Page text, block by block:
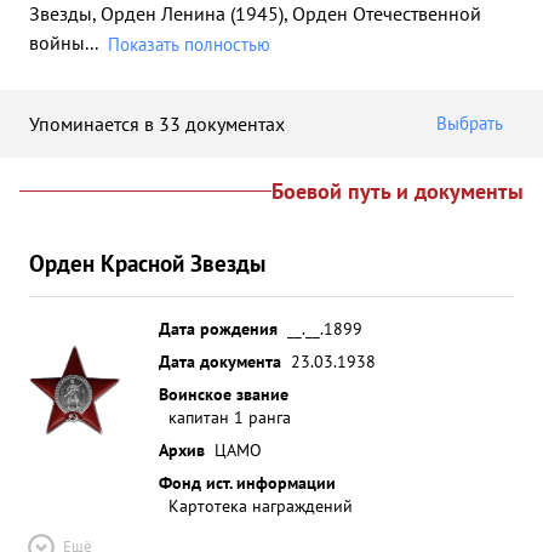
Звезды, Орден Ленина (1945), Орден Отечественной
войны... Показать полностью
Упоминается в 33 документах Выбрать
Боевой путь и документы
Орден Красной Звезды
Дата рождения
__.__.1899
Дата документа 23.03.1938
Воинское звание
капитан 1 ранга
Архив ЦАМО
Фонд ист. информации
Картотека награждений
Ещё